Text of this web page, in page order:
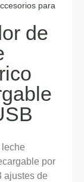
para
de
leche
por
ajustes de